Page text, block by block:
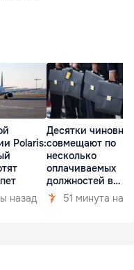
Polaris:
назад
Десятки
совмещают по
несколько
оплачиваемых
должностей в
госкомпаниях
51 минута